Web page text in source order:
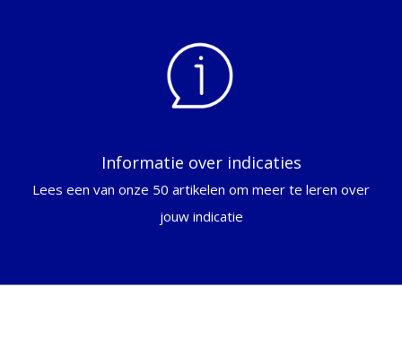
Informatie over indicaties
Lees een van onze 50 artikelen om meer te leren over
jouw indicatie